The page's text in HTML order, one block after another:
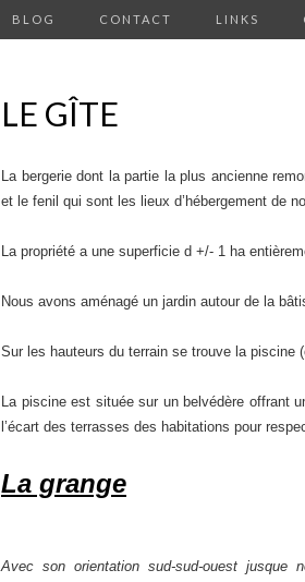
BLOG CONTACT LINKS
LE GÎTE
La bergerie dont la partie la plus ancienne
et le fenil qui sont les lieux d’hébergement de
La propriété a une superficie d +/- 1 ha
Nous avons aménagé un jardin autour de la
Sur les hauteurs du terrain se trouve la piscine
La piscine est située sur un belvédère offrant
l’écart des terrasses des habitations pour
La grange
Avec son orientation sud-sud-ouest jusque